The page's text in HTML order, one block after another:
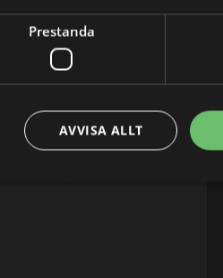
E-postadress
Turkey. She is an
(2005) and Iki Aile
8, 2006. She was
Prestanda
AVVISA ALLT